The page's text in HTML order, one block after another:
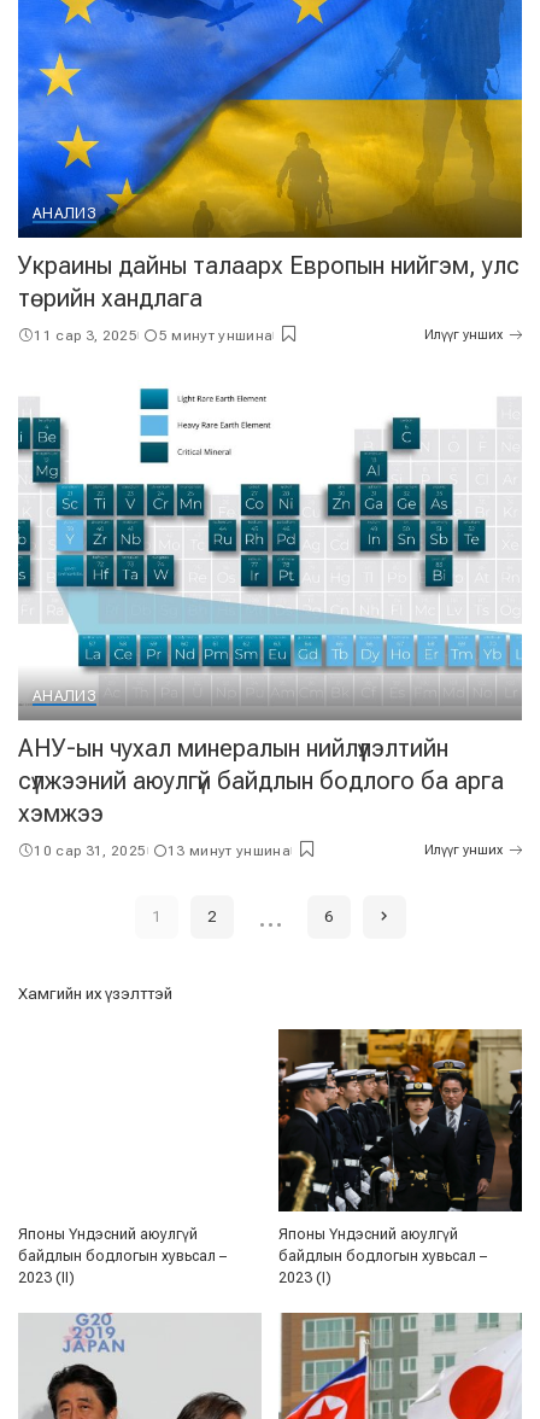
АНАЛИЗ
Украины дайны талаарх Европын нийгэм, улс
төрийн хандлага
11 сар 3, 2025 5 минут уншина Илүүг унших
АНАЛИЗ
АНУ-ын чухал минералын нийлүүлэлтийн
сүлжээний аюулгүй байдлын бодлого ба арга
хэмжээ
10 сар 31, 2025 13 минут уншина Илүүг унших
1 2 … 6
Хамгийн их үзэлттэй
Японы Үндэсний аюулгүй
байдлын бодлогын хувьсал –
2023 (II)
Японы Үндэсний аюулгүй
байдлын бодлогын хувьсал –
2023 (I)